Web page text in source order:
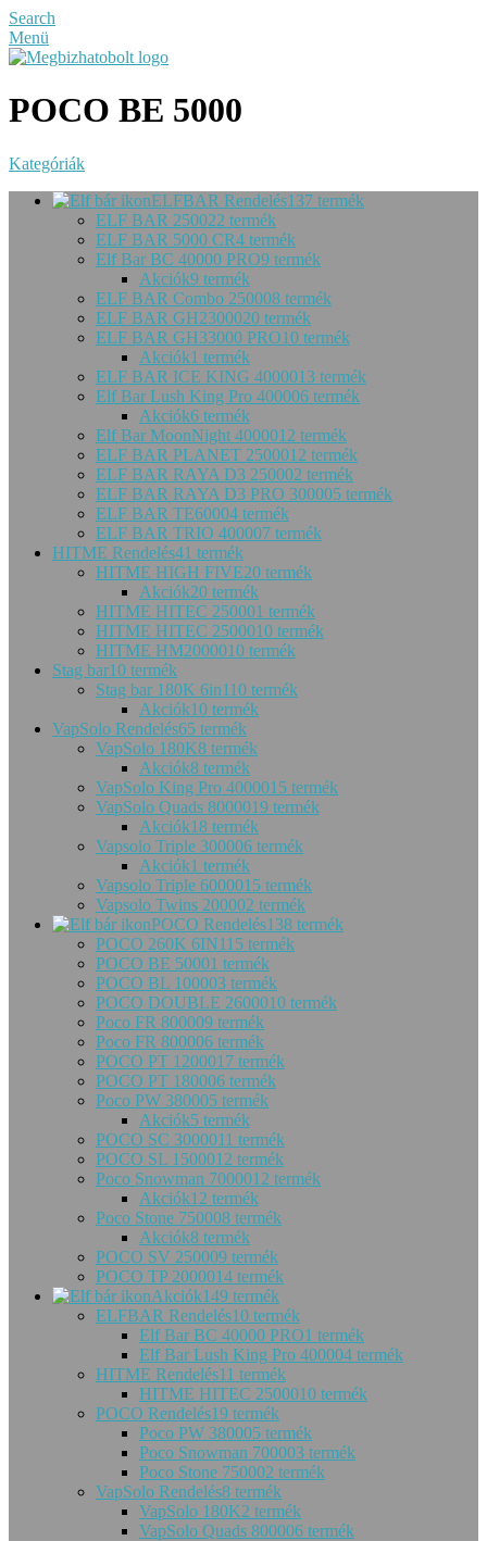
Search
Menü
POCO BE 5000
Kategóriák
ELFBAR Rendelés137 termék
ELF BAR 250022 termék
ELF BAR 5000 CR4 termék
Elf Bar BC 40000 PRO9 termék
Akciók9 termék
ELF BAR Combo 250008 termék
ELF BAR GH2300020 termék
ELF BAR GH33000 PRO10 termék
Akciók1 termék
ELF BAR ICE KING 4000013 termék
Elf Bar Lush King Pro 400006 termék
Akciók6 termék
Elf Bar MoonNight 4000012 termék
ELF BAR PLANET 2500012 termék
ELF BAR RAYA D3 250002 termék
ELF BAR RAYA D3 PRO 300005 termék
ELF BAR TE60004 termék
ELF BAR TRIO 400007 termék
HITME Rendelés41 termék
HITME HIGH FIVE20 termék
Akciók20 termék
HITME HITEC 250001 termék
HITME HITEC 2500010 termék
HITME HM2000010 termék
Stag bar10 termék
Stag bar 180K 6in110 termék
Akciók10 termék
VapSolo Rendelés65 termék
VapSolo 180K8 termék
Akciók8 termék
VapSolo King Pro 4000015 termék
VapSolo Quads 8000019 termék
Akciók18 termék
Vapsolo Triple 300006 termék
Akciók1 termék
Vapsolo Triple 6000015 termék
Vapsolo Twins 200002 termék
POCO Rendelés138 termék
POCO 260K 6IN115 termék
POCO BE 50001 termék
POCO BL 100003 termék
POCO DOUBLE 2600010 termék
Poco FR 800009 termék
Poco FR 800006 termék
POCO PT 1200017 termék
POCO PT 180006 termék
Poco PW 380005 termék
Akciók5 termék
POCO SC 3000011 termék
POCO SL 1500012 termék
Poco Snowman 7000012 termék
Akciók12 termék
Poco Stone 750008 termék
Akciók8 termék
POCO SV 250009 termék
POCO TP 2000014 termék
Akciók149 termék
ELFBAR Rendelés10 termék
Elf Bar BC 40000 PRO1 termék
Elf Bar Lush King Pro 400004 termék
HITME Rendelés11 termék
HITME HITEC 2500010 termék
POCO Rendelés19 termék
Poco PW 380005 termék
Poco Snowman 700003 termék
Poco Stone 750002 termék
VapSolo Rendelés8 termék
VapSolo 180K2 termék
VapSolo Quads 800006 termék